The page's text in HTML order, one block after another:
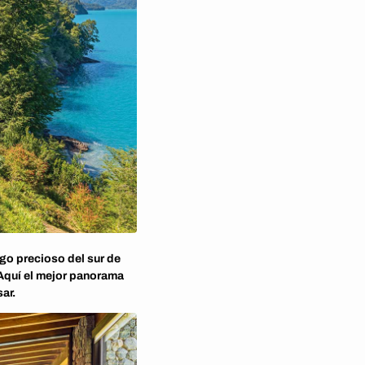
precioso del sur de
el mejor panorama